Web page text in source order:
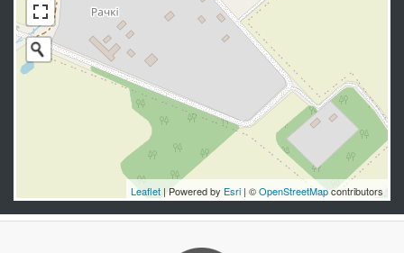
Leaflet | Powered by Esri | ©OpenStreetMapcontributors